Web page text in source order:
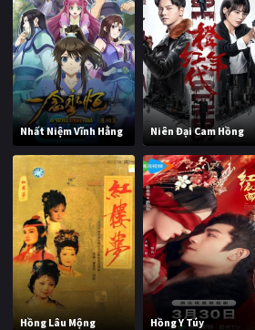
Nhất Niệm Vĩnh Hằng Niên Đại Cam Hồng
Hồng Lâu Mộng Hồng Y Túy